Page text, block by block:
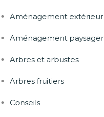
Aménagement extérieur
Aménagement paysager
Arbres et arbustes
Arbres fruitiers
Conseils